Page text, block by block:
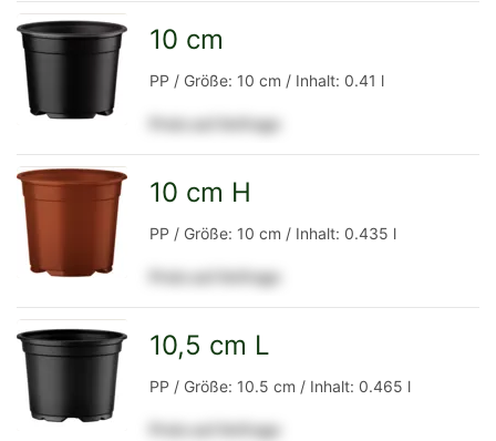
Detailseite
Detailseite
10 cm
PP / Größe: 10 cm / Inhalt: 0.41 l
Preis auf Anfrage
Detailseite
10 cm H
PP / Größe: 10 cm / Inhalt: 0.435 l
Preis auf Anfrage
10,5 cm L
PP / Größe: 10.5 cm / Inhalt: 0.465 l
Preis auf Anfrage